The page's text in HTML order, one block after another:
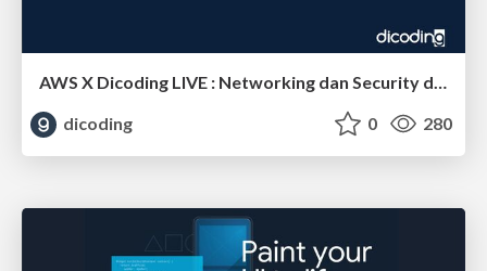
AWS X Dicoding LIVE : Networking dan Security di AWS
dicoding
0 280